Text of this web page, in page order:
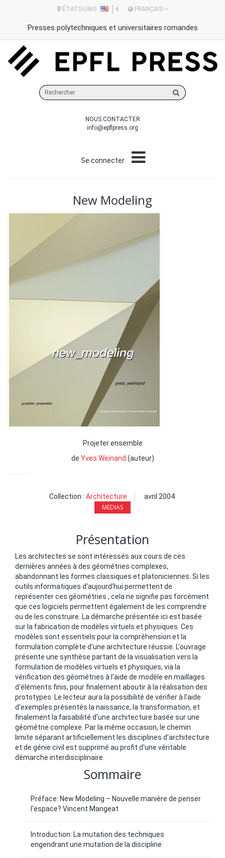
ÉTATS-UNIS € FRANÇAIS
Presses polytechniques et universitaires romandes
sur
site
NOUS CONTACTER
info@epflpress.org
Se connecter
New Modeling
Projeter ensemble
de Yves Weinand (auteur)
Collection : Architecture avril 2004
MEDIAS
Présentation
Les architectes se sont intéressés aux cours de ces
dernières années à des géométries complexes,
abandonnant les formes classiques et platoniciennes. Si les
outils informatiques d'aujourd'hui permettent de
représenter ces géométries , cela ne signifie pas forcément
que ces logiciels permettent également de les comprendre
ou de les construire. La démarche présentée ici est basée
sur la fabrication de modèles virtuels et physiques. Ces
modèles sont essentiels pour la compréhension et la
formulation complète d'une architecture réussie. L'ouvrage
présente une synthèse partant de la visualisation vers la
formulation de modèles virtuels et physiques, via la
vérification des géométries à l'aide de modèle en maillages
d'éléments finis, pour finalement aboutir à la réalisation des
prototypes. Le lecteur aura la possibilité de vérifier à l'aide
d'exemples présentés la naissance, la transformation, et
finalement la faisabilité d'une architecture basée sur une
géométrie complexe. Par la même occasion, le chemin
limite séparant artificiellement les disciplines d'architecture
et de génie civil est supprimé au profit d'une véritable
démarche interdisciplinaire.
Sommaire
Préface: New Modeling – Nouvelle manière de penser
l'espace? Vincent Mangeat
Introduction: La mutation des techniques
engendrant une mutation de la discipline